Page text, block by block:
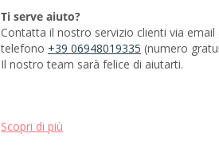
Ti serve aiuto?
Contatta il nostro servizio clienti via email
telefono +39 06948019335 (numero
Il nostro team sarà felice di aiutarti.
Scopri di più